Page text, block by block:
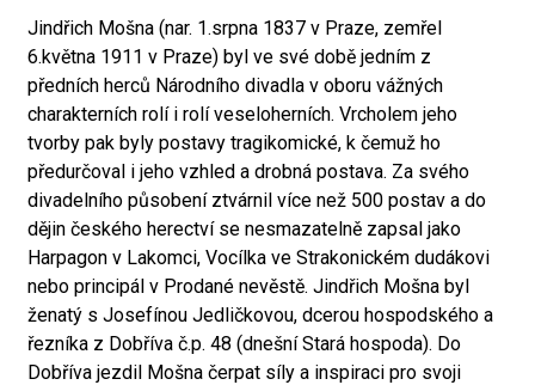
Jindřich Mošna (nar. 1.srpna 1837 v Praze, zemřel
6.května 1911 v Praze) byl ve své době jedním z
předních herců Národního divadla v oboru vážných
charakterních rolí i rolí veseloherních. Vrcholem jeho
tvorby pak byly postavy tragikomické, k čemuž ho
předurčoval i jeho vzhled a drobná postava. Za svého
divadelního působení ztvárnil více než 500 postav a do
dějin českého herectví se nesmazatelně zapsal jako
Harpagon v Lakomci, Vocílka ve Strakonickém dudákovi
nebo principál v Prodané nevěstě. Jindřich Mošna byl
ženatý s Josefínou Jedličkovou, dcerou hospodského a
řezníka z Dobříva č.p. 48 (dnešní Stará hospoda). Do
Dobříva jezdil Mošna čerpat síly a inspiraci pro svoji